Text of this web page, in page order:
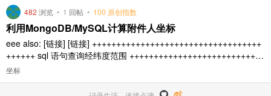
影不一样。这个还需 ..
482 浏览 • 1 回帖 • 100 原创指数
利用MongoDB/MySQL计算附件人坐标
eee also: [链接] [链接] +++++++++++++++++++++++++++++++++++
++++++ sql 语句查询经纬度范围 ++++++++++++++++++++++++++++
+++++++++++++ `create table x (name varchar(32), x decim ..
坐标